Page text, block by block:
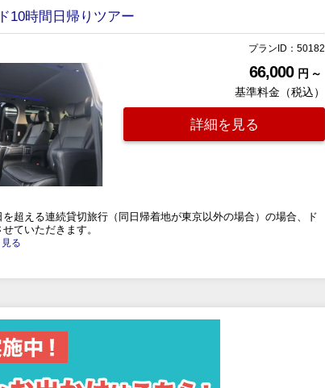
10時間日帰りツアー
プランID：50182
66,000 円 ～
基準料金（税込）
詳細を見る
超える連続貸切旅行（同日帰着地が東京以外の場合）の場合、ド
ていただきます。
見る